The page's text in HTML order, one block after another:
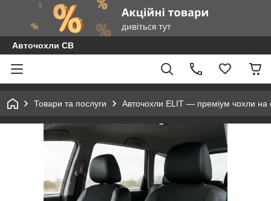
Авточохли СВ
Товари та послуги Авточохли ELIT — преміум чохли на